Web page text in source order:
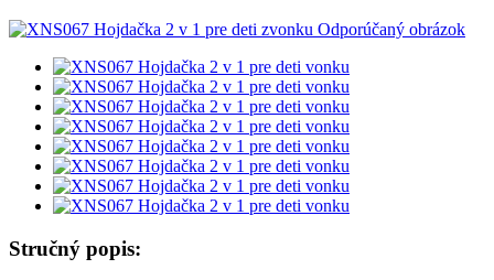
Stručný popis: